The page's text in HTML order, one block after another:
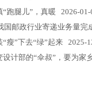
“跑腿儿”，真暖 2026-01-
国邮政行业寄递业务量完
“瘦”下去“绿”起来 2025-
设计部的“伞叔”，要为家